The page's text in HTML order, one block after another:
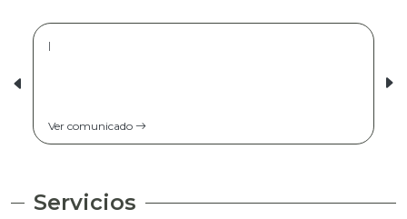
|
Ver comunicado
Servicios